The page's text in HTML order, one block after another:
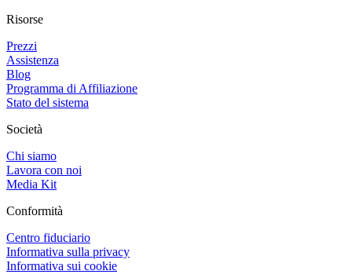
Risorse
Prezzi
Assistenza
Blog
Programma di Affiliazione
Stato del sistema
Società
Chi siamo
Lavora con noi
Media Kit
Conformità
Centro fiduciario
Informativa sulla privacy
Informativa sui cookie